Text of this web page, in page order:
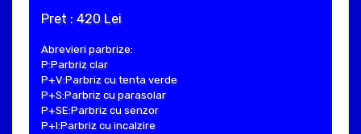
Pret : 420 Lei
Abrevieri parbrize:
P:Parbriz clar
P+V:Parbriz cu tenta verde
P+S:Parbriz cu parasolar
P+SE:Parbriz cu senzor
P+I:Parbriz cu incalzire